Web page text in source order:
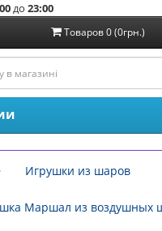
до 23:00
Товаров 0 (0грн.)
Игрушки из шаров
Маршал из воздушных